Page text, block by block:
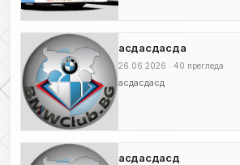
асдасдасда
26.06.2026 · 40 прегледа
асдасдасд
асдасдасд